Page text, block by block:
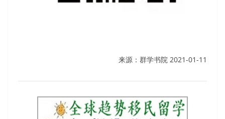
来源：群学书院 2021-01-11